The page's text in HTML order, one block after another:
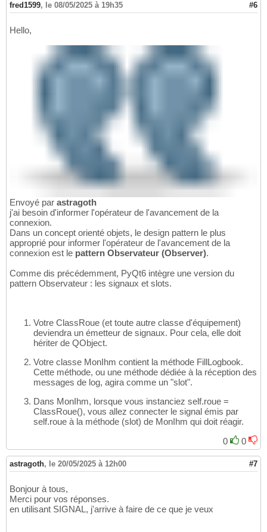
fred1599, le 08/05/2025 à 19h35 #6
Hello,
Envoyé par astragoth
j'ai besoin d'informer l'opérateur de l'avancement de la
connexion.
Dans un concept orienté objets, le design pattern le plus
approprié pour informer l'opérateur de l'avancement de la
connexion est le pattern Observateur (Observer).
Comme dis précédemment, PyQt6 intègre une version du
pattern Observateur : les signaux et slots.
Votre ClassRoue (et toute autre classe d'équipement)
deviendra un émetteur de signaux. Pour cela, elle doit
hériter de QObject.
Votre classe MonIhm contient la méthode FillLogbook.
Cette méthode, ou une méthode dédiée à la réception des
messages de log, agira comme un "slot".
Dans MonIhm, lorsque vous instanciez self.roue =
ClassRoue(), vous allez connecter le signal émis par
self.roue à la méthode (slot) de MonIhm qui doit réagir.
0
0
astragoth, le 20/05/2025 à 12h00 #7
Bonjour à tous,
Merci pour vos réponses.
en utilisant SIGNAL, j'arrive à faire de ce que je veux